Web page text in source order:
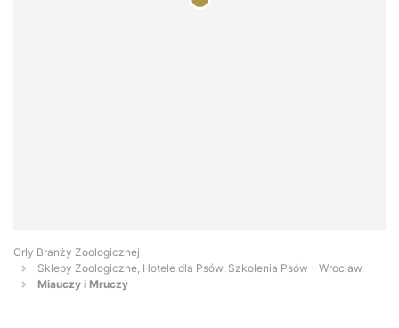
Orły Branży Zoologicznej
Sklepy Zoologiczne, Hotele dla Psów, Szkolenia Psów - Wrocław
Miauczy i Mruczy